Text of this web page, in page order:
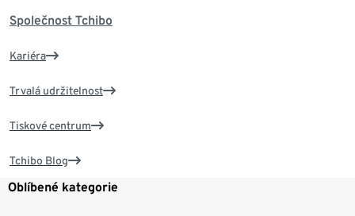
Společnost Tchibo
Kariéra
Trvalá udržitelnost
Tiskové centrum
Tchibo Blog
Oblíbené kategorie